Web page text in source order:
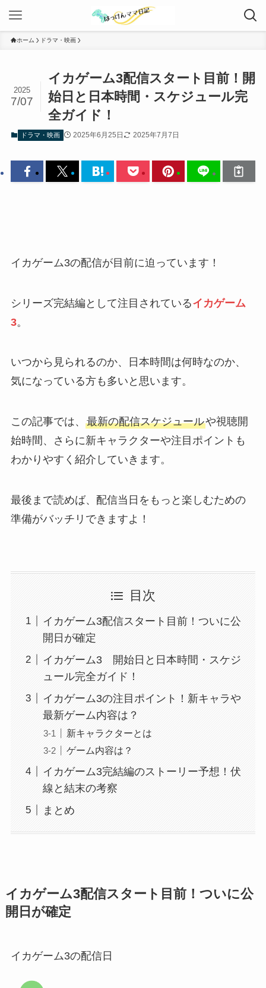
ホーム ドラマ・映画
イカゲーム3配信スタート目前！開
始日と日本時間・スケジュール完
全ガイド！
2025
7/07
ドラマ・映画 2025年6月25日 2025年7月7日
イカゲーム3の配信が目前に迫っています！
シリーズ完結編として注目されているイカゲーム
3。
いつから見られるのか、日本時間は何時なのか、
気になっている方も多いと思います。
この記事では、 最新の配信スケジュールや視聴開
始時間、さらに新キャラクターや注目ポイントも
わかりやすく紹介していきます。
最後まで読めば、配信当日をもっと楽しむための
準備がバッチリできますよ！
目次
イカゲーム3配信スタート目前！ついに公
開日が確定
イカゲーム3 開始日と日本時間・スケジ
ュール完全ガイド！
イカゲーム3の注目ポイント！新キャラや
最新ゲーム内容は？
新キャラクターとは
ゲーム内容は？
イカゲーム3完結編のストーリー予想！伏
線と結末の考察
まとめ
イカゲーム3配信スタート目前！ついに公
開日が確定
イカゲーム3の配信日